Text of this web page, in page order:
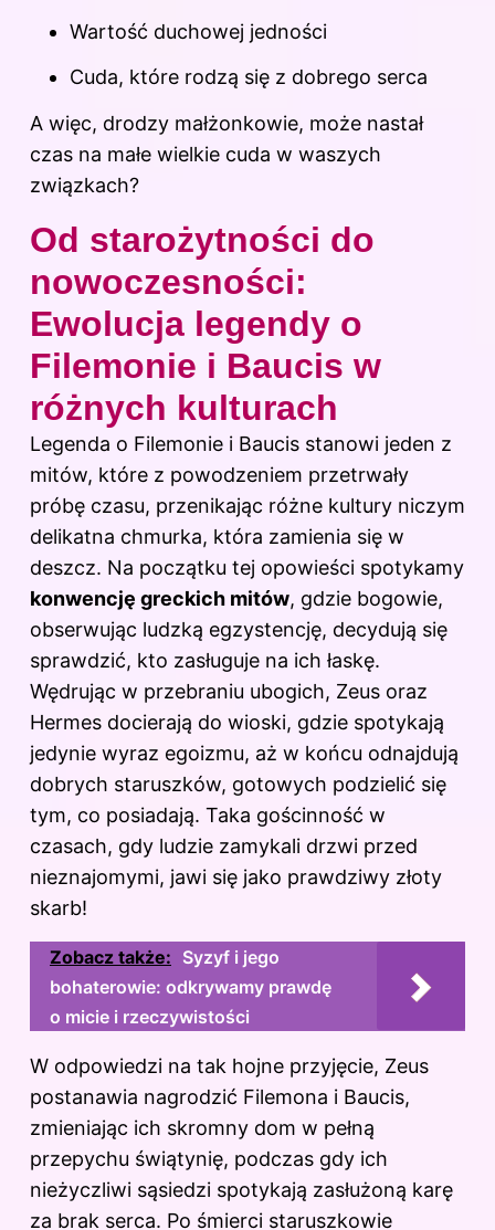
Wartość duchowej jedności
Cuda, które rodzą się z dobrego serca
A więc, drodzy małżonkowie, może nastał
czas na małe wielkie cuda w waszych
związkach?
Od starożytności do
nowoczesności:
Ewolucja legendy o
Filemonie i Baucis w
różnych kulturach
Legenda o Filemonie i Baucis stanowi jeden z
mitów, które z powodzeniem przetrwały
próbę czasu, przenikając różne kultury niczym
delikatna chmurka, która zamienia się w
deszcz. Na początku tej opowieści spotykamy
konwencję greckich mitów, gdzie bogowie,
obserwując ludzką egzystencję, decydują się
sprawdzić, kto zasługuje na ich łaskę.
Wędrując w przebraniu ubogich, Zeus oraz
Hermes docierają do wioski, gdzie spotykają
jedynie wyraz egoizmu, aż w końcu odnajdują
dobrych staruszków, gotowych podzielić się
tym, co posiadają. Taka gościnność w
czasach, gdy ludzie zamykali drzwi przed
nieznajomymi, jawi się jako prawdziwy złoty
skarb!
Zobacz także: Syzyf i jego
bohaterowie: odkrywamy prawdę
o micie i rzeczywistości
W odpowiedzi na tak hojne przyjęcie, Zeus
postanawia nagrodzić Filemona i Baucis,
zmieniając ich skromny dom w pełną
przepychu świątynię, podczas gdy ich
nieżyczliwi sąsiedzi spotykają zasłużoną karę
za brak serca. Po śmierci staruszkowie